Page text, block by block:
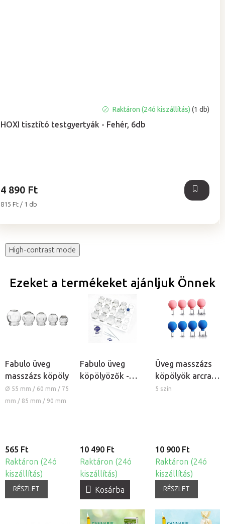
HOXI tisztító testgyertyák - Fehér, 6db
Raktáron (24ó kiszállítás) (1 db)
4 890 Ft
Egységár:
815 Ft / 1 db
High-contrast mode
Ezeket a termékeket ajánljuk Önnek
Fabulo üveg
masszázs köpöly
Ø 55 mm / 60 mm / 75
mm / 85 mm / 90 mm
565 Ft
Raktáron (24ó
kiszállítás)
RÉSZLET
Fabulo üveg
köpölyözők -
10 490 Ft
Raktáron (24ó
kiszállítás)
Kosárba
Üveg masszázs
köpölyök arcra
és testre, 4
5 szín
10 900 Ft
Raktáron (24ó
kiszállítás)
RÉSZLET